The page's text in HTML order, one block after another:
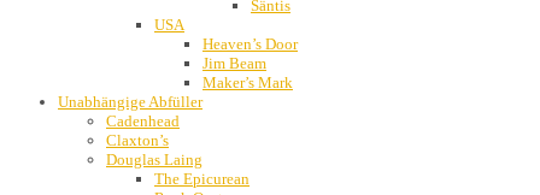
Säntis
USA
Heaven’s Door
Jim Beam
Maker’s Mark
Unabhängige Abfüller
Cadenhead
Claxton’s
Douglas Laing
The Epicurean